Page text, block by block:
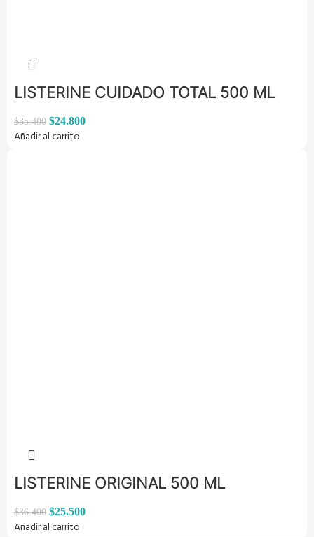
LISTERINE CUIDADO TOTAL 500 ML
$35.400 $24.800
Añadir al carrito
LISTERINE ORIGINAL 500 ML
$36.400 $25.500
Añadir al carrito